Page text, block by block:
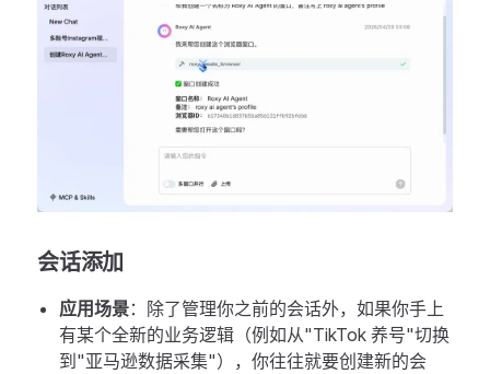
会话添加
应用场景：除了管理你之前的会话外，如果你手上
有某个全新的业务逻辑（例如从"TikTok 养号"切换
到"亚马逊数据采集"），你往往就要创建新的会